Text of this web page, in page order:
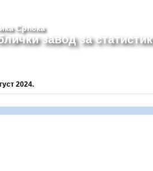
Српска
завод за
2024.